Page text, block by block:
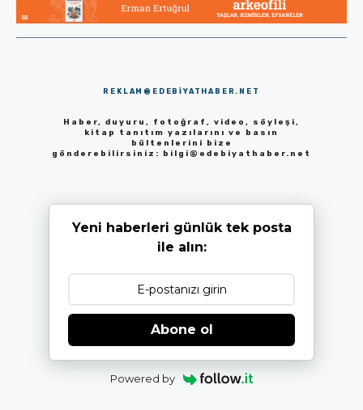
REKLAM@EDEBIYATHABER.NET
Haber, duyuru, fotoğraf, video, söyleşi,
kitap tanıtım yazılarını ve basın
bültenlerini bize
gönderebilirsiniz: bilgi@edebiyathaber.net
Yeni haberleri günlük tek posta
ile alın:
Abone ol
Powered by